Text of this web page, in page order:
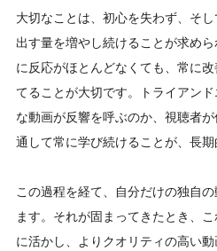
大切なことは、初心を失わず、そ
出す量を増やし続けることが求め
に反応がほとんどなくても、常に
てることが大切です。トライアン
な動画が反響を呼ぶのか、視聴者
通して常に学び続けることが、長期
この過程を経て、自分だけの独自
ます。それが固まってきたとき、
に活かし、よりクオリティの高い